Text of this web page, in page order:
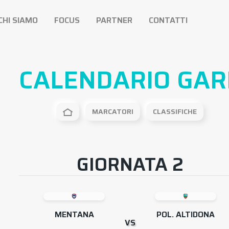
SIAMO FOCUS PARTNER CONTATTI
CALENDARIO
MARCATORI CLASSIFICHE
GIORNATA 2
MENTANA
VS
POL. ALTIDONA